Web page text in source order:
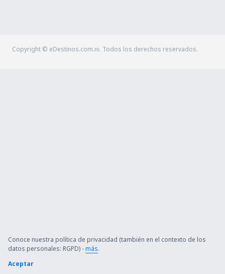
Copyright © eDestinos.com.ni. Todos los derechos reservados.
Conoce nuestra política de privacidad (también en el contexto de los
datos personales: RGPD) -más.
Aceptar